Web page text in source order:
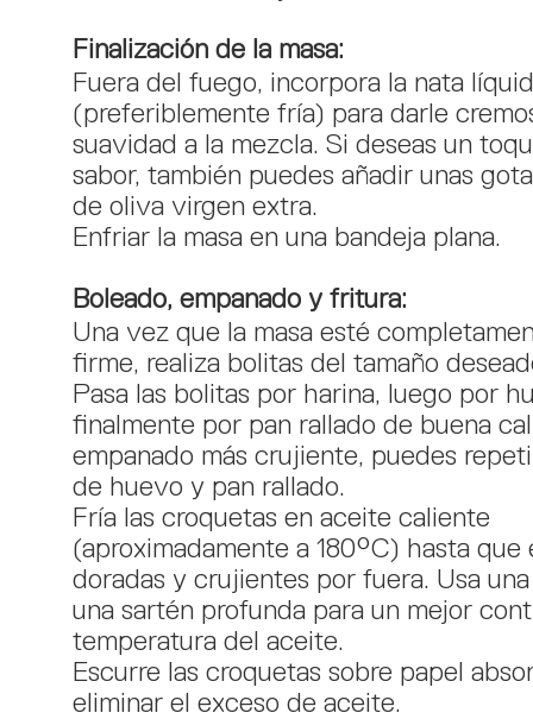
Finalización de la masa:
Fuera del fuego, incorpora la nata
(preferiblemente fría) para darle
suavidad a la mezcla. Si deseas un
sabor, también puedes añadir unas
de oliva virgen extra.
Enfriar la masa en una bandeja plana.
Boleado, empanado y fritura:
Una vez que la masa esté
firme, realiza bolitas del tamaño
Pasa las bolitas por harina, luego por
finalmente por pan rallado de buena
empanado más crujiente, puedes
de huevo y pan rallado.
Fría las croquetas en aceite caliente
(aproximadamente a 180°C) hasta que
doradas y crujientes por fuera. Usa
una sartén profunda para un mejor
temperatura del aceite.
Escurre las croquetas sobre papel
eliminar el exceso de aceite.